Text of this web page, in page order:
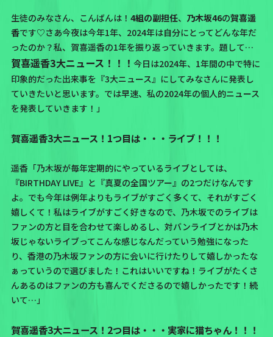
生徒のみなさん、こんばんは！ 4組の副担任、 乃木坂46の賀喜遥
香です♡さあ今夜は今年1年、2024年は自分にとってどんな年だ
ったのか？私、賀喜遥香の1年を振り返っていきます。題して…
賀喜遥香3大ニュース！！！ 今日は2024年、1年間の中で特に
印象的だった出来事を『3大ニュース』にしてみなさんに発表し
ていきたいと思います。では早速、私の2024年の個人的ニュース
を発表していきます！」
賀喜遥香3大ニュース！1つ目は・・・ライブ！！！
遥香「乃木坂が毎年定期的にやっているライブとしては、
『BIRTHDAY LIVE』 と 『真夏の全国ツアー』 の2つだけなんです
よ。でも今年は例年よりもライブがすごく多くて、それがすごく
嬉しくて！私はライブがすごく好きなので、乃木坂でのライブは
ファンの方と目を合わせて楽しめるし、対バンライブとかは乃木
坂じゃないライブってこんな感じなんだっていう勉強になった
り、香港の乃木坂ファンの方に会いに行けたりして嬉しかったな
ぁっていうので選びました！これはいいですね！ ライブがたくさ
んあるのはファンの方も喜んでくださるので嬉しかったです！ 続
いて…」
賀喜遥香3大ニュース！2つ目は・・・実家に猫ちゃん！！！